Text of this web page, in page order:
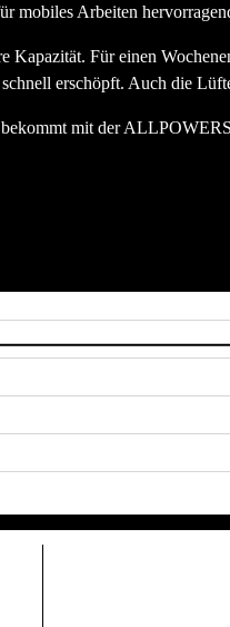
mobiles Arbeiten
Kapazität. Für einen
erschöpft. Auch die
mit der